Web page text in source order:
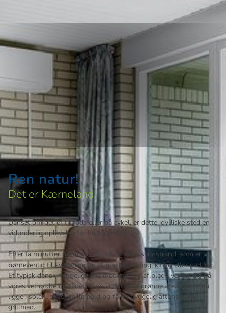
Ren natur!
Det er Kærneland
Uanset om det er til fods eller på cykel, er dette idylliske sted en
vidunderlig oplevelse for hele familien!
Efter få minutter til fods er du på en skøn sandstrand, som er
børnevenlig til svømning, til at plaske, surfing, kiting eller padling.
Et typisk dansk hyggeligt hus med masser af plads venter dig på
vores velholdte område. På de vidtstrakte grønne arealer kan du
ligge i solen, sove, spille bold og få en hyggelig aftenen med
grillmad.